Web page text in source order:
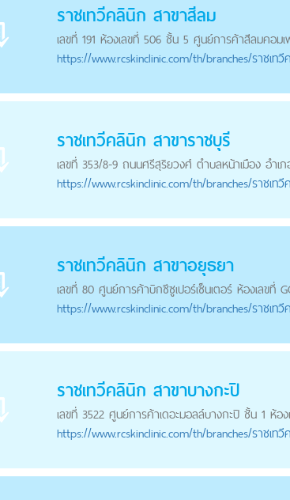
ราชเทวีคลินิก สาขาสีลม
เลขที่ 191 ห้องเลขที่ 506 ชั้น 5 ศูนย์การค้าสีลมคอ
https://www.rcskinclinic.com/th/branches/ราชเท
ราชเทวีคลินิก สาขาราชบุรี
เลขที่ 353/8-9 ถนนศรีสุริยวงศ์ ตำบลหน้าเมือง อำเ
https://www.rcskinclinic.com/th/branches/ราชเท
ราชเทวีคลินิก สาขาอยุธยา
เลขที่ 80 ศูนย์การค้าบิกซีซูเปอร์เซ็นเตอร์ ห้องเลขที่
https://www.rcskinclinic.com/th/branches/ราชเท
ราชเทวีคลินิก สาขาบางกะปิ
เลขที่ 3522 ศูนย์การค้าเดอะมอลล์บางกะปิ ชั้น 1 ห้อ
https://www.rcskinclinic.com/th/branches/ราชเท